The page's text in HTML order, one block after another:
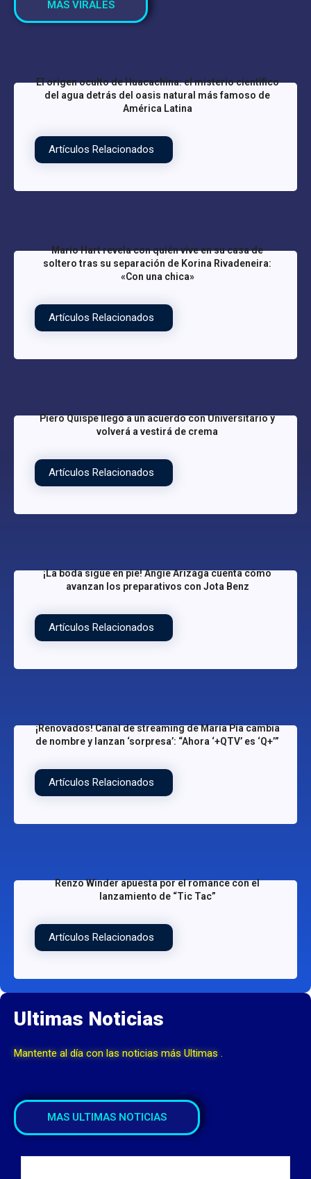
MAS VIRALES
El origen oculto de Huacachina: el misterio científico
del agua detrás del oasis natural más famoso de
América Latina
Artículos Relacionados
Mario Hart revela con quién vive en su casa de
soltero tras su separación de Korina Rivadeneira:
«Con una chica»
Artículos Relacionados
Piero Quispe llegó a un acuerdo con Universitario y
volverá a vestirá de crema
Artículos Relacionados
¡La boda sigue en pie! Angie Arizaga cuenta cómo
avanzan los preparativos con Jota Benz
Artículos Relacionados
¡Renovados! Canal de streaming de María Pía cambia
de nombre y lanzan ‘sorpresa’: “Ahora ‘+QTV’ es ‘Q+’”
Artículos Relacionados
Renzo Winder apuesta por el romance con el
lanzamiento de “Tic Tac”
Artículos Relacionados
Ultimas Noticias
Mantente al día con las noticias más Ultimas .
MAS ULTIMAS NOTICIAS